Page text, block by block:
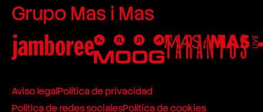
Grupo Mas i Mas
Aviso legalPolítica de privacidad
Política de redes socialesPolítica de cookies